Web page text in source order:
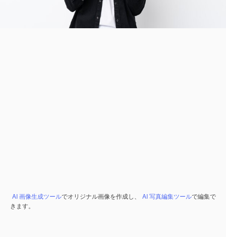
AI 画像生成ツールでオリジナル画像を作成し、 AI 写真編集ツールで編集で
きます。